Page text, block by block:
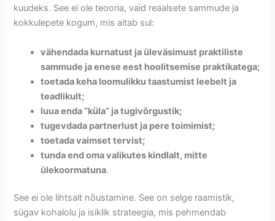
kuudeks. See ei ole teooria, vaid reaalsete sammude ja
kokkulepete kogum, mis aitab sul:
vähendada kurnatust ja üleväsimust praktiliste
sammude ja enese eest hoolitsemise praktikatega;
toetada keha loomulikku taastumist leebelt ja
teadlikult;
luua enda “küla” ja tugivõrgustik;
tugevdada partnerlust ja pere toimimist;
toetada vaimset tervist;
tunda end oma valikutes kindlalt, mitte
ülekoormatuna.
See ei ole lihtsalt nõustamine. See on selge raamistik,
sügav kohalolu ja isiklik strateegia, mis pehmendab